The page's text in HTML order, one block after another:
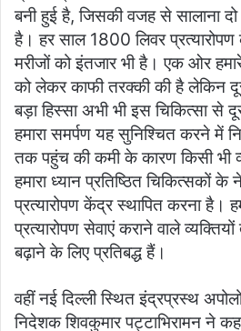
बनी हुई है, जिसकी वजह से सालाना दो
है। हर साल 1800 लिवर
मरीजों को इंतजार भी है। एक ओर
को लेकर काफी तरक्की की है लेकिन
बड़ा हिस्सा अभी भी इस चिकित्सा से
हमारा समर्पण यह सुनिश्चित करने में
तक पहुंच की कमी के कारण किसी भी
हमारा ध्यान प्रतिष्ठित चिकित्सकों के
प्रत्यारोपण केंद्र स्थापित करना है।
प्रत्यारोपण सेवाएं कराने वाले
बढ़ाने के लिए प्रतिबद्ध हैं।
वहीं नई दिल्ली स्थित इंद्रप्रस्थ
निदेशक शिवकुमार पट्टाभिरामन ने